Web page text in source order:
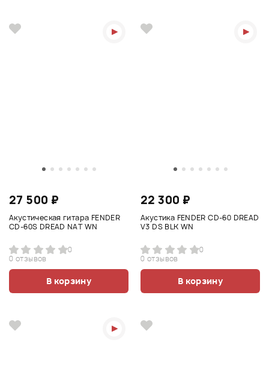
27 500 ₽
Акустическая гитара FENDER
CD-60S DREAD NAT WN
0
0 отзывов
В корзину
22 300 ₽
Акустика FENDER CD-60 DREAD
V3 DS BLK WN
0
0 отзывов
В корзину